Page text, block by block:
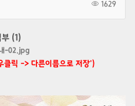
1629
부 (1)
-02.jpg
클릭 -> 다른이름으로 저장')